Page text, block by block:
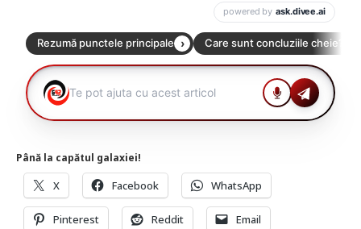
Până la capătul galaxiei!
X Facebook WhatsApp
Pinterest Reddit Email